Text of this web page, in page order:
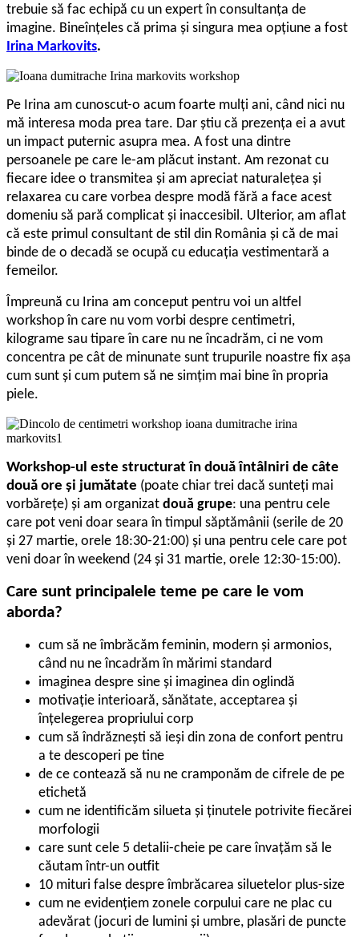
trebuie să fac echipă cu un expert în consultanța de
imagine. Bineînțeles că prima și singura mea opțiune a fost
Irina Markovits.
Pe Irina am cunoscut-o acum foarte mulți ani, când nici nu
mă interesa moda prea tare. Dar știu că prezența ei a avut
un impact puternic asupra mea. A fost una dintre
persoanele pe care le-am plăcut instant. Am rezonat cu
fiecare idee o transmitea și am apreciat naturalețea și
relaxarea cu care vorbea despre modă fără a face acest
domeniu să pară complicat și inaccesibil. Ulterior, am aflat
că este primul consultant de stil din România și că de mai
binde de o decadă se ocupă cu educația vestimentară a
femeilor.
Împreună cu Irina am conceput pentru voi un altfel
workshop în care nu vom vorbi despre centimetri,
kilograme sau tipare în care nu ne încadrăm, ci ne vom
concentra pe cât de minunate sunt trupurile noastre fix așa
cum sunt și cum putem să ne simțim mai bine în propria
piele.
Workshop-ul este structurat în două întâlniri de câte
două ore și jumătate (poate chiar trei dacă sunteți mai
vorbărețe) și am organizat două grupe: una pentru cele
care pot veni doar seara în timpul săptămânii (serile de 20
și 27 martie, orele 18:30-21:00) și una pentru cele care pot
veni doar în weekend (24 și 31 martie, orele 12:30-15:00).
Care sunt principalele teme pe care le vom
aborda?
cum să ne îmbrăcăm feminin, modern și armonios,
când nu ne încadrăm în mărimi standard
imaginea despre sine și imaginea din oglindă
motivație interioară, sănătate, acceptarea și
înțelegerea propriului corp
cum să îndrăznești să ieși din zona de confort pentru
a te descoperi pe tine
de ce contează să nu ne cramponăm de cifrele de pe
etichetă
cum ne identificăm silueta și ținutele potrivite fiecărei
morfologii
care sunt cele 5 detalii-cheie pe care învațăm să le
căutam într-un outfit
10 mituri false despre îmbrăcarea siluetelor plus-size
cum ne evidențiem zonele corpului care ne plac cu
adevărat (jocuri de lumini și umbre, plasări de puncte